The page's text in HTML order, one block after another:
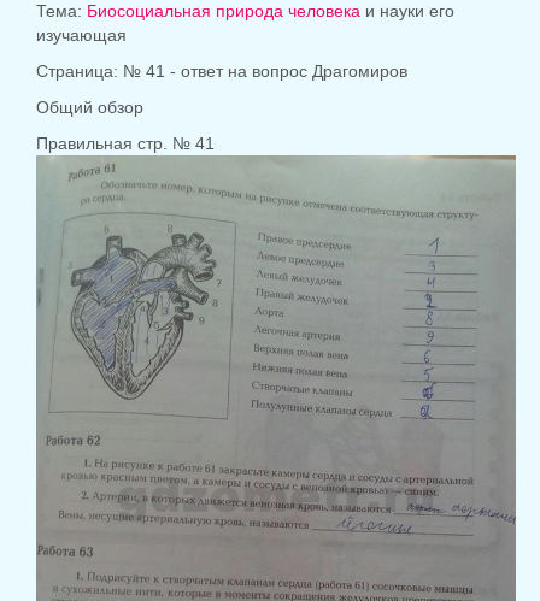
Тема: Биосоциальная природа человека и науки его
изучающая
Страница: № 41 - ответ на вопрос Драгомиров
Общий обзор
Правильная стр. № 41